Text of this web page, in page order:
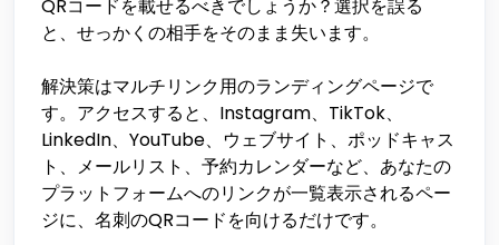
QRコードを載せるべきでしょうか？選択を誤る
と、せっかくの相手をそのまま失います。
解決策はマルチリンク用のランディングページで
す。アクセスすると、Instagram、TikTok、
LinkedIn、YouTube、ウェブサイト、ポッドキャス
ト、メールリスト、予約カレンダーなど、あなたの
プラットフォームへのリンクが一覧表示されるペー
ジに、名刺のQRコードを向けるだけです。